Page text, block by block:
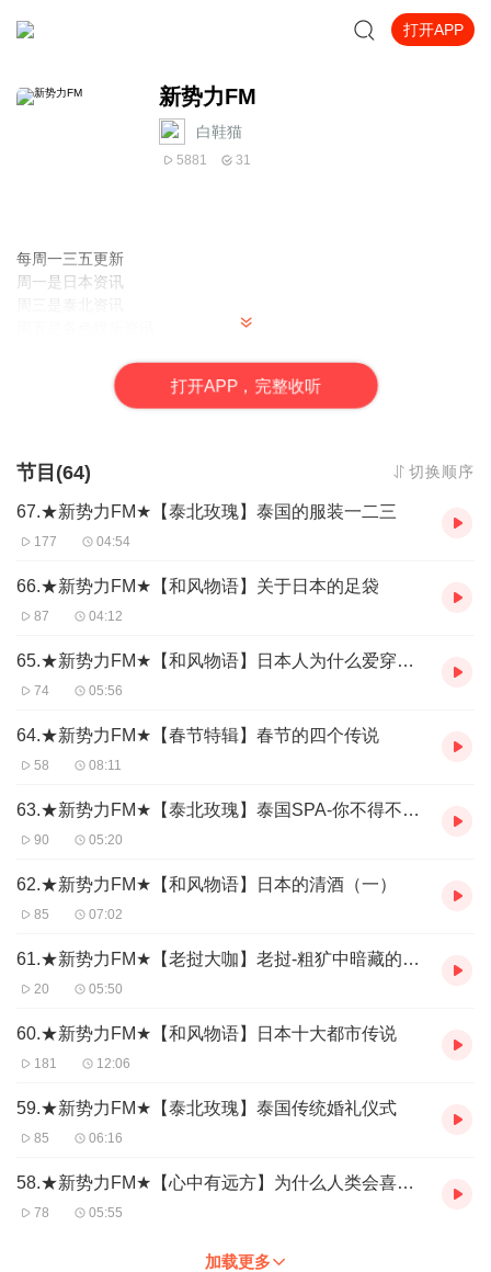
打开APP
新势力FM
白鞋猫
5881 31
每周一三五更新
周一是日本资讯
打开APP，完整收听
节目(64) 切换顺序
67.★新势力FM★【泰北玫瑰】泰国的服装一二三
177 04:54
66.★新势力FM★【和风物语】关于日本的足袋
87 04:12
65.★新势力FM★【和风物语】日本人为什么爱穿西装
74 05:56
64.★新势力FM★【春节特辑】春节的四个传说
58 08:11
63.★新势力FM★【泰北玫瑰】泰国SPA-你不得不知道的三件事
90 05:20
62.★新势力FM★【和风物语】日本的清酒（一）
85 07:02
61.★新势力FM★【老挝大咖】老挝-粗犷中暗藏的温柔情意
20 05:50
60.★新势力FM★【和风物语】日本十大都市传说
181 12:06
59.★新势力FM★【泰北玫瑰】泰国传统婚礼仪式
85 06:16
58.★新势力FM★【心中有远方】为什么人类会喜欢猫
78 05:55
加载更多